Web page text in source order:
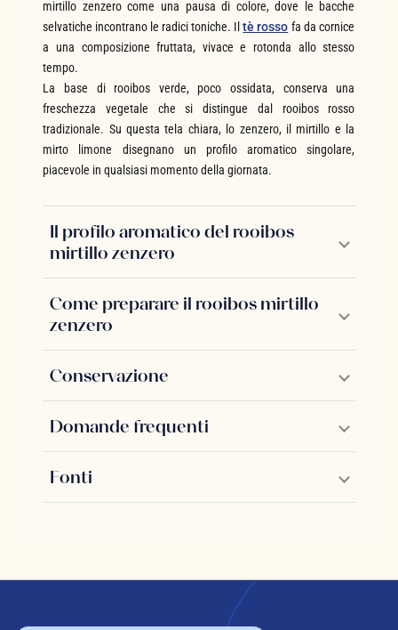
mirtillo zenzero come una pausa di colore, dove le bacche
selvatiche incontrano le radici toniche. Iltè rosso fa da cornice
a una composizione fruttata, vivace e rotonda allo stesso
tempo.
La base di rooibos verde, poco ossidata, conserva una
freschezza vegetale che si distingue dal rooibos rosso
tradizionale. Su questa tela chiara, lo zenzero, il mirtillo e la
mirto limone disegnano un profilo aromatico singolare,
piacevole in qualsiasi momento della giornata.
Il profilo aromatico del rooibos
mirtillo zenzero
Come preparare il rooibos mirtillo
zenzero
Conservazione
Domande frequenti
Fonti